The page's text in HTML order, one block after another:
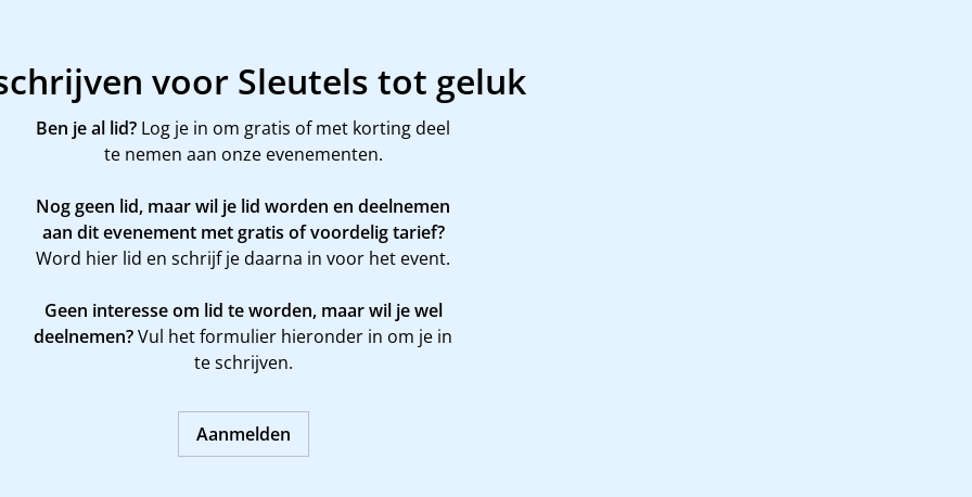
voor Sleutels tot geluk
Ben je al lid? Log je in om gratis of met korting deel
te nemen aan onze evenementen.
Nog geen lid, maar wil je lid worden en deelnemen
aan dit evenement met gratis of voordelig tarief?
Word hier lid en schrijf je daarna in voor het event.
Geen interesse om lid te worden, maar wil je wel
deelnemen?Vul het formulier hieronder in om je in
te schrijven.
Aanmelden